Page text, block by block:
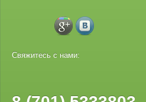
Свяжитесь с нами: